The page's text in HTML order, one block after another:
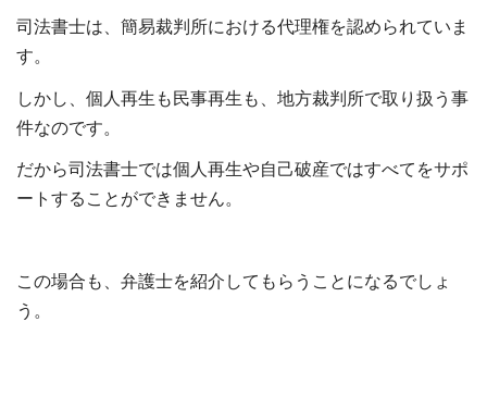
司法書士は、簡易裁判所における代理権を認められていま
す。
しかし、個人再生も民事再生も、地方裁判所で取り扱う事
件なのです。
だから司法書士では個人再生や自己破産ではすべてをサポ
ートすることができません。
この場合も、弁護士を紹介してもらうことになるでしょ
う。